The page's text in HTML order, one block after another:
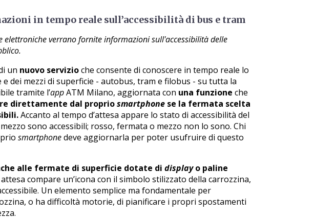
in tempo reale sull’accessibilità di bus e tram
elettroniche verrano fornite informazioni sull'accessibilità delle
un nuovo servizioche consente di conoscere in tempo reale lo
dei mezzi di superficie - autobus, tram e filobus - su tutta la
tramite l’appATM Milano, aggiornata con una funzione che
direttamente dal propriosmartphone se la fermata scelta
Accanto al tempo d’attesa appare lo stato di accessibilità del
sono accessibili; rosso, fermata o mezzo non lo sono. Chi
smartphonedeve aggiornarla per poter usufruire di questo
alle fermate di superficie dotate di displayo paline
compare un’icona con il simbolo stilizzato della carrozzina,
Un elemento semplice ma fondamentale per
o ha difficoltà motorie, di pianificare i propri spostamenti